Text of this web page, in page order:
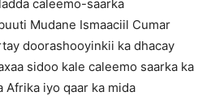
caleemo-saarka
Mudane Ismaaciil Cumar
doorashooyinkii ka dhacay
sidoo kale caleemo saarka ka
Afrika iyo qaar ka mida